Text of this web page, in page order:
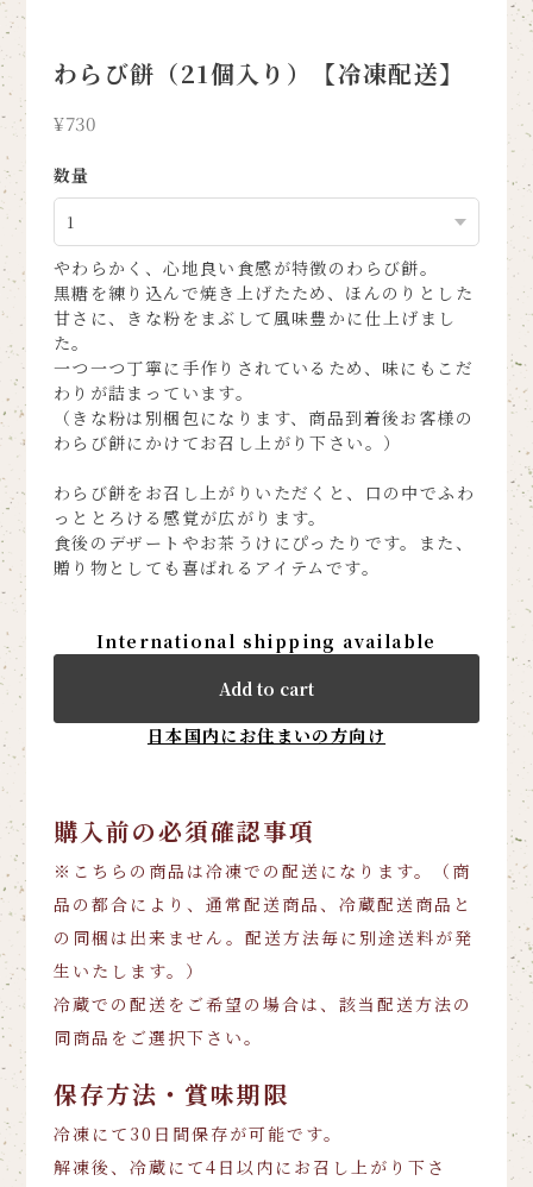
わらび餅（21個入り）【冷凍配送】
¥730
数量
やわらかく、心地良い食感が特徴のわらび餅。
黒糖を練り込んで焼き上げたため、ほんのりとした
甘さに、きな粉をまぶして風味豊かに仕上げまし
た。
一つ一つ丁寧に手作りされているため、味にもこだ
わりが詰まっています。
（きな粉は別梱包になります、商品到着後お客様の
わらび餅にかけてお召し上がり下さい。）
わらび餅をお召し上がりいただくと、口の中でふわ
っととろける感覚が広がります。
食後のデザートやお茶うけにぴったりです。また、
贈り物としても喜ばれるアイテムです。
International shipping available
Add to cart
日本国内にお住まいの方向け
購入前の必須確認事項
※こちらの商品は冷凍での配送になります。（商
品の都合により、通常配送商品、冷蔵配送商品と
の同梱は出来ません。配送方法毎に別途送料が発
生いたします。）
冷蔵での配送をご希望の場合は、該当配送方法の
同商品をご選択下さい。
保存方法・賞味期限
冷凍にて30日間保存が可能です。
解凍後、冷蔵にて4日以内にお召し上がり下さ